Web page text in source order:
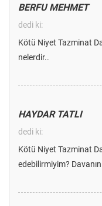
BERFU MEHMET
dedi ki:
Kötü Niyet Tazminat
nelerdir..
HAYDAR TATLI
dedi ki:
Kötü Niyet Tazminat
edebilirmiyim?